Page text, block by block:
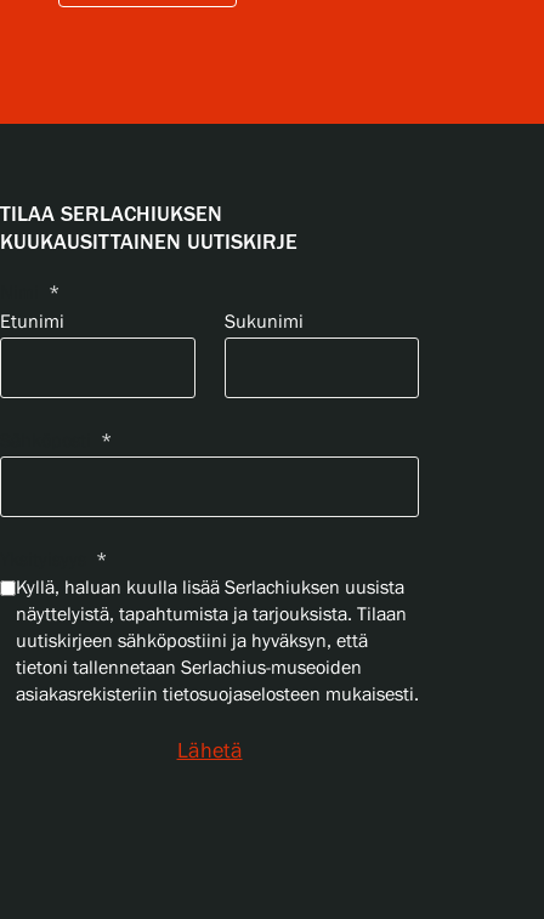
TILAA SERLACHIUKSEN
KUUKAUSITTAINEN UUTISKIRJE
*
Etunimi
Sukunimi
*
*
Kyllä, haluan kuulla lisää Serlachiuksen uusista
näyttelyistä, tapahtumista ja tarjouksista. Tilaan
uutiskirjeen sähköpostiini ja hyväksyn, että
tietoni tallennetaan Serlachius-museoiden
asiakasrekisteriin tietosuojaselosteen mukaisesti.
Lähetä